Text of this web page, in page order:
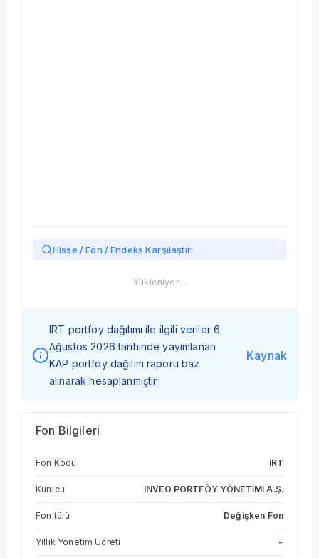
Hisse / Fon / Endeks Karşılaştır:
Yükleniyor…
IRT portföy dağılımı ile ilgili veriler 6
Ağustos 2026 tarihinde yayımlanan
KAP portföy dağılım raporu baz
alınarak hesaplanmıştır.
Kaynak
Fon Bilgileri
Fon Kodu IRT
Kurucu INVEO PORTFÖY YÖNETİMİ A.Ş.
Fon türü Değişken Fon
Yıllık Yönetim Ücreti -